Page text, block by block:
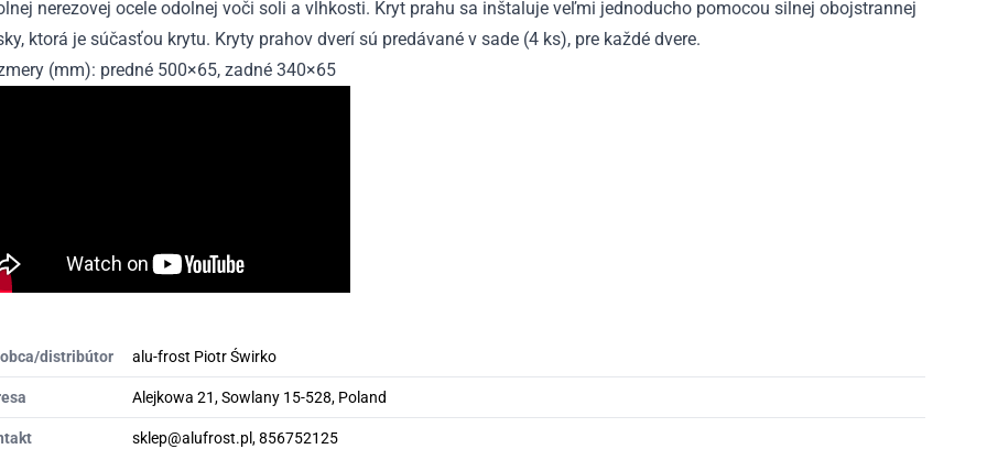
nerezovej ocele odolnej voči soli a vlhkosti. Kryt prahu sa inštaluje veľmi jednoducho pomocou silnej obojstrannej
ktorá je súčasťou krytu. Kryty prahov dverí sú predávané v sade (4 ks), pre každé dvere.
(mm): predné 500×65, zadné 340×65
distribútor alu-frost Piotr Świrko
Alejkowa 21, Sowlany 15-528, Poland
sklep@alufrost.pl, 856752125